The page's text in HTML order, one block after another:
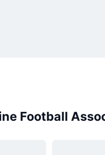
Football